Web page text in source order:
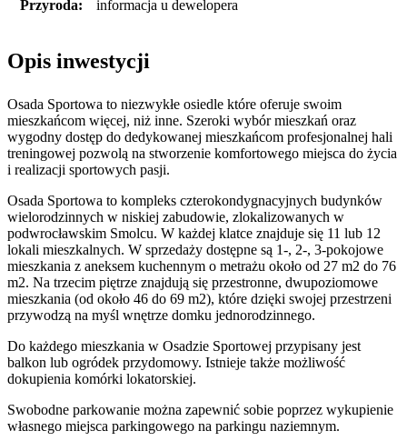
Przyroda: informacja u dewelopera
Opis inwestycji
Osada Sportowa to niezwykłe osiedle które oferuje swoim
mieszkańcom więcej, niż inne. Szeroki wybór mieszkań oraz
wygodny dostęp do dedykowanej mieszkańcom profesjonalnej hali
treningowej pozwolą na stworzenie komfortowego miejsca do życia
i realizacji sportowych pasji.
Osada Sportowa to kompleks czterokondygnacyjnych budynków
wielorodzinnych w niskiej zabudowie, zlokalizowanych w
podwrocławskim Smolcu. W każdej klatce znajduje się 11 lub 12
lokali mieszkalnych. W sprzedaży dostępne są 1-, 2-, 3-pokojowe
mieszkania z aneksem kuchennym o metrażu około od 27 m2 do 76
m2. Na trzecim piętrze znajdują się przestronne, dwupoziomowe
mieszkania (od około 46 do 69 m2), które dzięki swojej przestrzeni
przywodzą na myśl wnętrze domku jednorodzinnego.
Do każdego mieszkania w Osadzie Sportowej przypisany jest
balkon lub ogródek przydomowy. Istnieje także możliwość
dokupienia komórki lokatorskiej.
Swobodne parkowanie można zapewnić sobie poprzez wykupienie
własnego miejsca parkingowego na parkingu naziemnym.